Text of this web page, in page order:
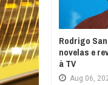
Rodrigo
novelas e
à TV
Aug 06,